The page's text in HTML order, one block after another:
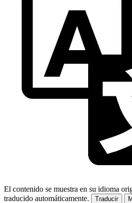
El contenido se muestra en su idioma
traducido automáticamente.
Traducir